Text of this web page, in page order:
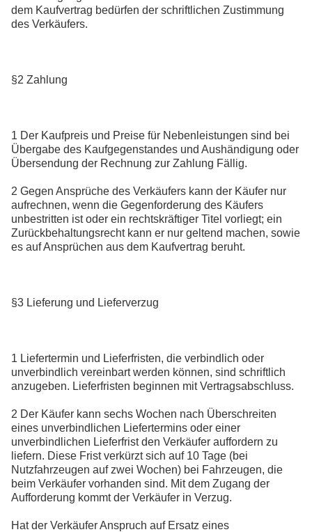
dem Kaufvertrag bedürfen der schriftlichen Zustimmung
des Verkäufers.
§2 Zahlung
1 Der Kaufpreis und Preise für Nebenleistungen sind bei
Übergabe des Kaufgegenstandes und Aushändigung oder
Übersendung der Rechnung zur Zahlung Fällig.
2 Gegen Ansprüche des Verkäufers kann der Käufer nur
aufrechnen, wenn die Gegenforderung des Käufers
unbestritten ist oder ein rechtskräftiger Titel vorliegt; ein
Zurückbehaltungsrecht kann er nur geltend machen, sowie
es auf Ansprüchen aus dem Kaufvertrag beruht.
§3 Lieferung und Lieferverzug
1 Liefertermin und Lieferfristen, die verbindlich oder
unverbindlich vereinbart werden können, sind schriftlich
anzugeben. Lieferfristen beginnen mit Vertragsabschluss.
2 Der Käufer kann sechs Wochen nach Überschreiten
eines unverbindlichen Liefertermins oder einer
unverbindlichen Lieferfrist den Verkäufer auffordern zu
liefern. Diese Frist verkürzt sich auf 10 Tage (bei
Nutzfahrzeugen auf zwei Wochen) bei Fahrzeugen, die
beim Verkäufer vorhanden sind. Mit dem Zugang der
Aufforderung kommt der Verkäufer in Verzug.
Hat der Verkäufer Anspruch auf Ersatz eines